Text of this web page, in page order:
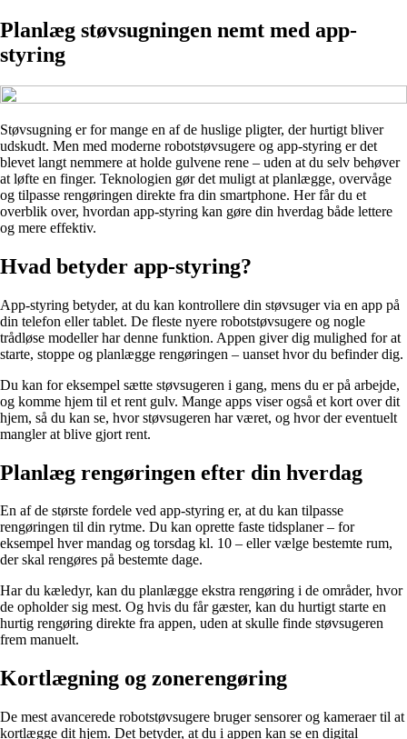
Planlæg støvsugningen nemt med app-
styring
Støvsugning er for mange en af de huslige pligter, der hurtigt bliver
udskudt. Men med moderne robotstøvsugere og app-styring er det
blevet langt nemmere at holde gulvene rene – uden at du selv behøver
at løfte en finger. Teknologien gør det muligt at planlægge, overvåge
og tilpasse rengøringen direkte fra din smartphone. Her får du et
overblik over, hvordan app-styring kan gøre din hverdag både lettere
og mere effektiv.
Hvad betyder app-styring?
App-styring betyder, at du kan kontrollere din støvsuger via en app på
din telefon eller tablet. De fleste nyere robotstøvsugere og nogle
trådløse modeller har denne funktion. Appen giver dig mulighed for at
starte, stoppe og planlægge rengøringen – uanset hvor du befinder dig.
Du kan for eksempel sætte støvsugeren i gang, mens du er på arbejde,
og komme hjem til et rent gulv. Mange apps viser også et kort over dit
hjem, så du kan se, hvor støvsugeren har været, og hvor der eventuelt
mangler at blive gjort rent.
Planlæg rengøringen efter din hverdag
En af de største fordele ved app-styring er, at du kan tilpasse
rengøringen til din rytme. Du kan oprette faste tidsplaner – for
eksempel hver mandag og torsdag kl. 10 – eller vælge bestemte rum,
der skal rengøres på bestemte dage.
Har du kæledyr, kan du planlægge ekstra rengøring i de områder, hvor
de opholder sig mest. Og hvis du får gæster, kan du hurtigt starte en
hurtig rengøring direkte fra appen, uden at skulle finde støvsugeren
frem manuelt.
Kortlægning og zonerengøring
De mest avancerede robotstøvsugere bruger sensorer og kameraer til at
kortlægge dit hjem. Det betyder, at du i appen kan se en digital